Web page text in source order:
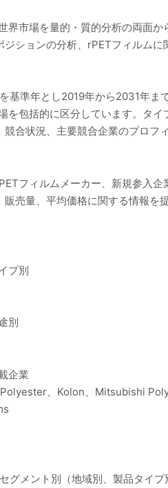
界市場を量的・質的分析の両面
ションの分析、rPETフィルム
基準年とし2019年から2031年
を包括的に区分しています。タ
合状況、主要競合企業のプロ
フィルムメーカー、新規参入
売量、平均価格に関する情報を提
プ別
別
企業
、Kolon、Mitsubishi
グメント別（地域別、製品タイ